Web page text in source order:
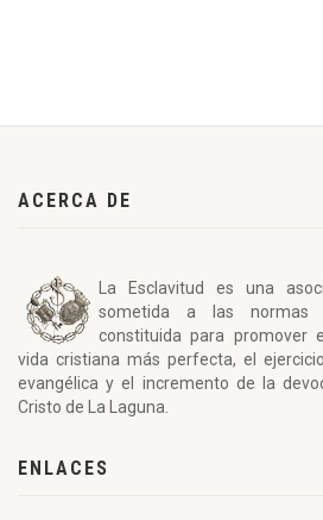
ACERCA DE
La Esclavitud es una
sometida a las normas
constituida para promover
vida cristiana más perfecta, el
evangélica y el incremento de la
Cristo de La Laguna.
ENLACES